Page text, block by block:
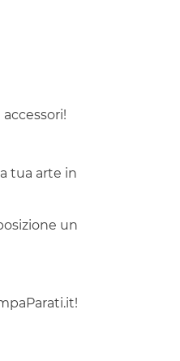
tua arte in
un